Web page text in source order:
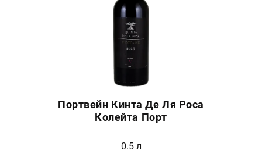
Портвейн Кинта Де Ля Роса
Колейта Порт
0.5 л